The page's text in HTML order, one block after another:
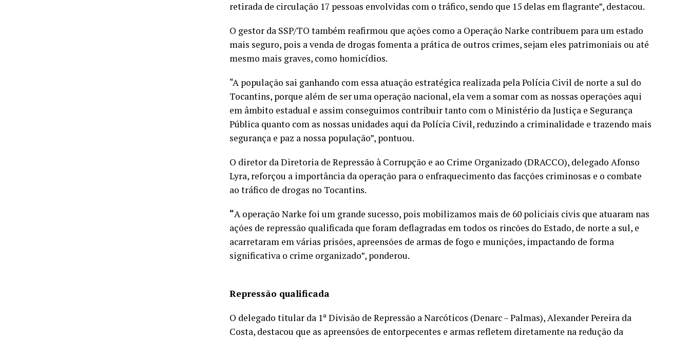
retirada de circulação 17 pessoas envolvidas com o tráfico, sendo que 15 delas em flagrante”, destacou.
O gestor da SSP/TO também reafirmou que ações como a Operação Narke contribuem para um estado
mais seguro, pois a venda de drogas fomenta a prática de outros crimes, sejam eles patrimoniais ou até
mesmo mais graves, como homicídios.
“A população sai ganhando com essa atuação estratégica realizada pela Polícia Civil de norte a sul do
Tocantins, porque além de ser uma operação nacional, ela vem a somar com as nossas operações aqui
em âmbito estadual e assim conseguimos contribuir tanto com o Ministério da Justiça e Segurança
Pública quanto com as nossas unidades aqui da Polícia Civil, reduzindo a criminalidade e trazendo mais
segurança e paz a nossa população”, pontuou.
O diretor da Diretoria de Repressão à Corrupção e ao Crime Organizado (DRACCO), delegado Afonso
Lyra, reforçou a importância da operação para o enfraquecimento das facções criminosas e o combate
ao tráfico de drogas no Tocantins.
“A operação Narke foi um grande sucesso, pois mobilizamos mais de 60 policiais civis que atuaram nas
ações de repressão qualificada que foram deflagradas em todos os rincões do Estado, de norte a sul, e
acarretaram em várias prisões, apreensões de armas de fogo e munições, impactando de forma
significativa o crime organizado”, ponderou.
Repressão qualificada
O delegado titular da 1ª Divisão de Repressão a Narcóticos (Denarc – Palmas), Alexander Pereira da
Costa, destacou que as apreensões de entorpecentes e armas refletem diretamente na redução da